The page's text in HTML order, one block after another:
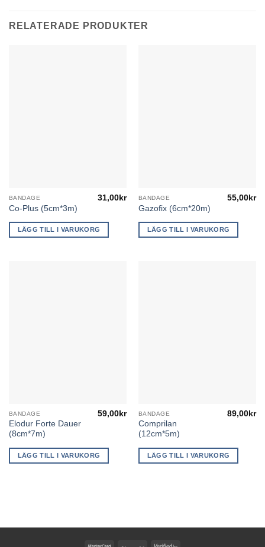
RELATERADE PRODUKTER
BANDAGE
Co-Plus (5cm*3m)
31,00kr
LÄGG TILL I VARUKORG
BANDAGE
Gazofix (6cm*20m)
55,00kr
LÄGG TILL I VARUKORG
BANDAGE
Elodur Forte Dauer
(8cm*7m)
59,00kr
LÄGG TILL I VARUKORG
BANDAGE
Comprilan
(12cm*5m)
89,00kr
LÄGG TILL I VARUKORG